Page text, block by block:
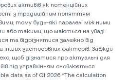
активів як потенційних
з традиційним поняттям
тому будь-які паралелі між ними
або такими, що маються на увазі.
та відрізнятися залежно від
інших застосовних факторів. Завжди
щоб дізнатися про актуальні для
під управлінням оновлюється
data as of Q1 2026 *The calculation